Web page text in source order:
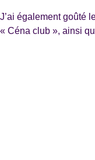
J’ai également goûté
« Céna club », ainsi